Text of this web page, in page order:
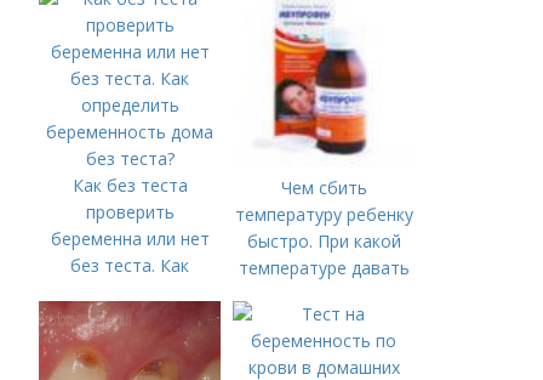
Как без теста
проверить
беременна или нет
без теста. Как
беременность дома
без теста?
Чем сбить
температуру ребенку
быстро. При какой
температуре давать
ребенку?